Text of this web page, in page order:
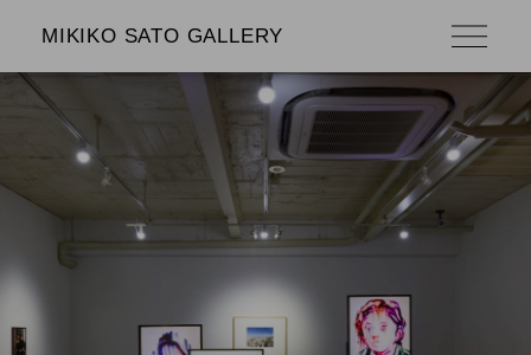
MIKIKO SATO GALLERY